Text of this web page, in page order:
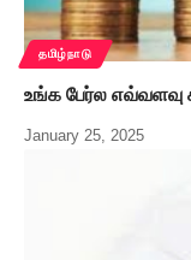
தமிழ்நாடு
உங்க பேர்ல எவ்வளவு
January 25, 2025